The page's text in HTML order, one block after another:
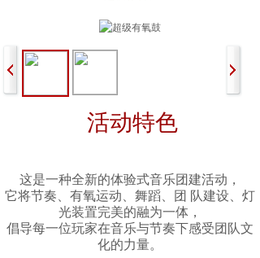
活动特色
这是一种全新的体验式音乐团建活动，
它将节奏、有氧运动、舞蹈、团 队建设、灯
光装置完美的融为一体，
倡导每一位玩家在音乐与节奏下感受团队文
化的力量。